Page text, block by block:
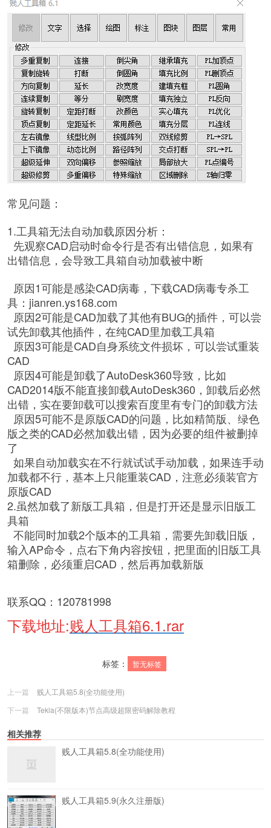
常见问题：
1.工具箱无法自动加载原因分析：
先观察CAD启动时命令行是否有出错信息，如果有
出错信息，会导致工具箱自动加载被中断
原因1可能是感染CAD病毒，下载CAD病毒专杀工
具：jianren.ys168.com
原因2可能是CAD加载了其他有BUG的插件，可以尝
试先卸载其他插件，在纯CAD里加载工具箱
原因3可能是CAD自身系统文件损坏，可以尝试重装
CAD
原因4可能是卸载了AutoDesk360导致，比如
CAD2014版不能直接卸载AutoDesk360，卸载后必然
出错，实在要卸载可以搜索百度里有专门的卸载方法
原因5可能不是原版CAD的问题，比如精简版、绿色
版之类的CAD必然加载出错，因为必要的组件被删掉
了
如果自动加载实在不行就试试手动加载，如果连手动
加载都不行，基本上只能重装CAD，注意必须装官方
原版CAD
2.虽然加载了新版工具箱，但是打开还是显示旧版工
具箱
不能同时加载2个版本的工具箱，需要先卸载旧版，
输入AP命令，点右下角内容按钮，把里面的旧版工具
箱删除，必须重启CAD，然后再加载新版
联系QQ：120781998
下载地址:贱人工具箱6.1.rar
标签： 暂无标签
上一篇
贱人工具箱5.8(全功能使用)
下一篇
Tekla(不限版本)节点高级超限密码解除教程
相关推荐
贱人工具箱5.8(全功能使用)
贱人工具箱5.9(永久注册版)